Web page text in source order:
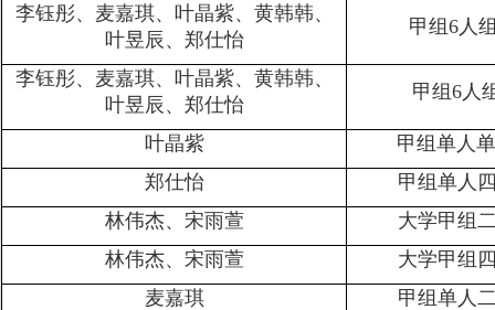
李钰彤、麦嘉琪、叶晶紫、黄韩韩、
叶昱辰、郑仕怡
甲组6人
李钰彤、麦嘉琪、叶晶紫、黄韩韩、
叶昱辰、郑仕怡
甲组6人
叶晶紫
甲组单人
郑仕怡
甲组单人
林伟杰、宋雨萱
大学甲组
林伟杰、宋雨萱
大学甲组
麦嘉琪
甲组单人